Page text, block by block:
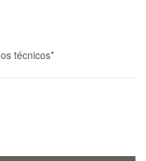
técnicos*